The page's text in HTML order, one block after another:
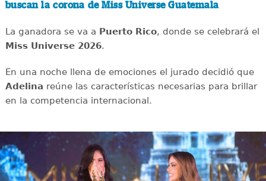
buscan la corona de Miss Universe Guatemala
La ganadora se va a Puerto Rico, donde se celebrará el
Miss Universe 2026.
En una noche llena de emociones el jurado decidió que
Adelina reúne las características necesarias para brillar
en la competencia internacional.